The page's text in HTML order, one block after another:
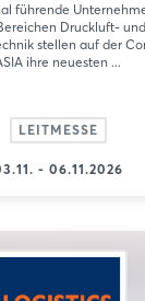
führende
Druckluft- und
stellen auf der
ihre neuesten ...
LEITMESSE
- 06.11.2026